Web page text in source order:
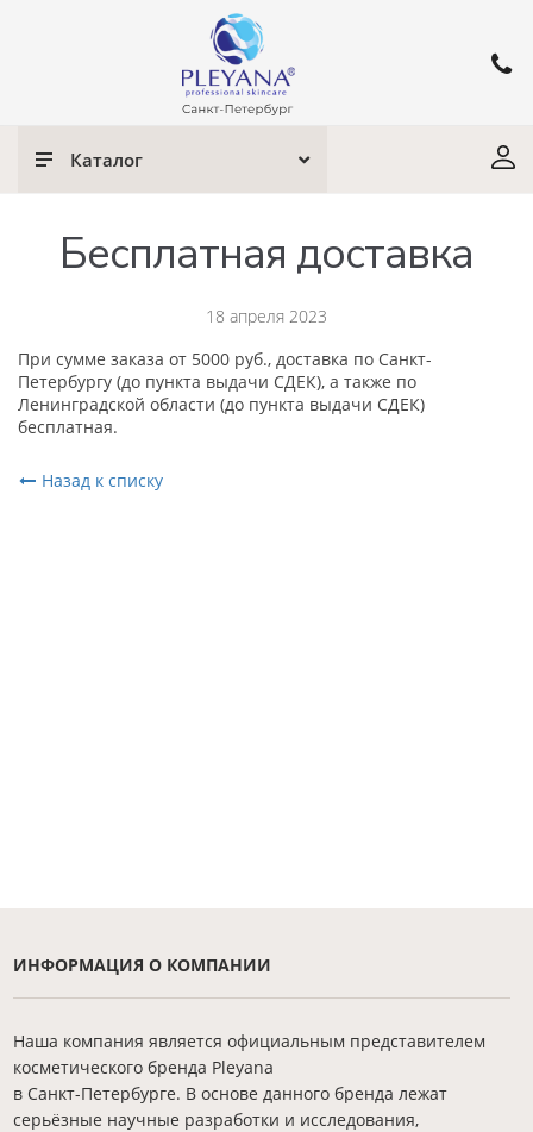
Каталог
Бесплатная доставка
18 апреля 2023
При сумме заказа от 5000 руб., доставка по Санкт-
Петербургу (до пункта выдачи СДЕК), а также по
Ленинградской области (до пункта выдачи СДЕК)
бесплатная.
Назад к списку
ИНФОРМАЦИЯ О КОМПАНИИ
Наша компания является официальным представителем
косметического бренда Pleyana
в Санкт-Петербурге. В основе данного бренда лежат
серьёзные научные разработки и исследования,